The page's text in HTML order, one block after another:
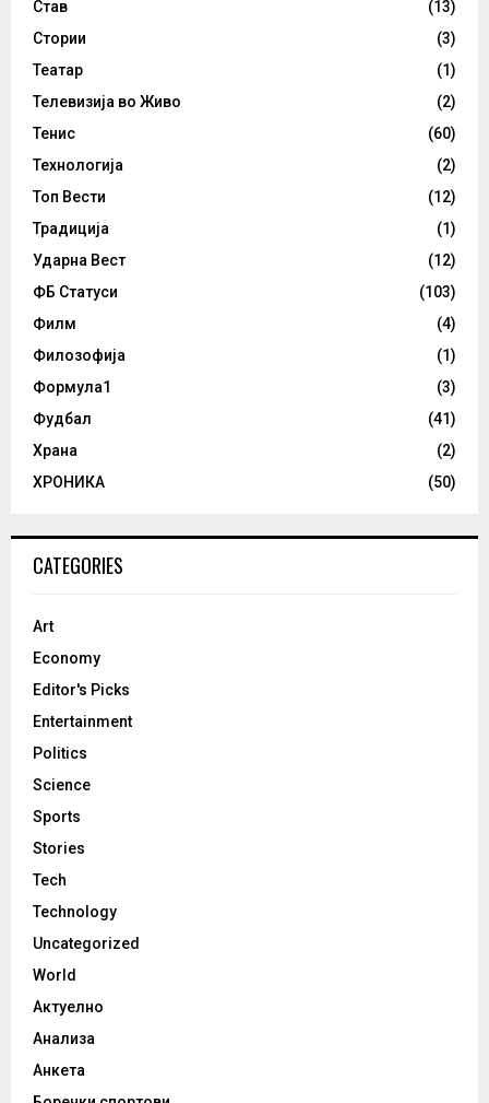
Став
(13)
Стории
(3)
Театар
(1)
Телевизија во Живо
(2)
Тенис
(60)
Технологија
(2)
Топ Вести
(12)
Традиција
(1)
Ударна Вест
(12)
ФБ Статуси
(103)
Филм
(4)
Филозофија
(1)
Формула1
(3)
Фудбал
(41)
Храна
(2)
ХРОНИКА
(50)
CATEGORIES
Art
Economy
Editor's Picks
Entertainment
Politics
Science
Sports
Stories
Tech
Technology
Uncategorized
World
Актуелно
Анализа
Анкета